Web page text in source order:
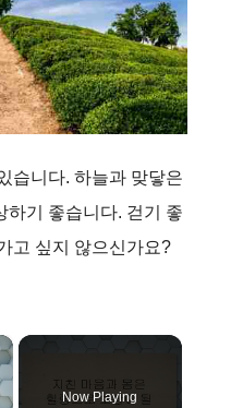
습니다. 하늘과 맞닿은
하기 좋습니다. 걷기 좋
고 싶지 않으신가요?
Now Playing